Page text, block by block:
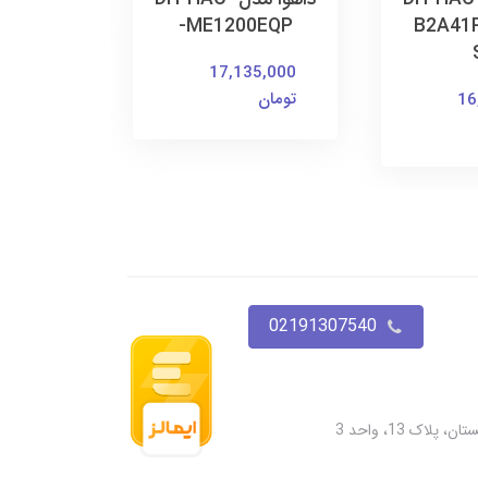
ME1200EQP-
17,135,000
تومان
02191307540
13، واحد 3